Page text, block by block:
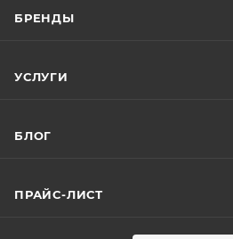
БРЕНДЫ
УСЛУГИ
БЛОГ
ПРАЙС-ЛИСТ